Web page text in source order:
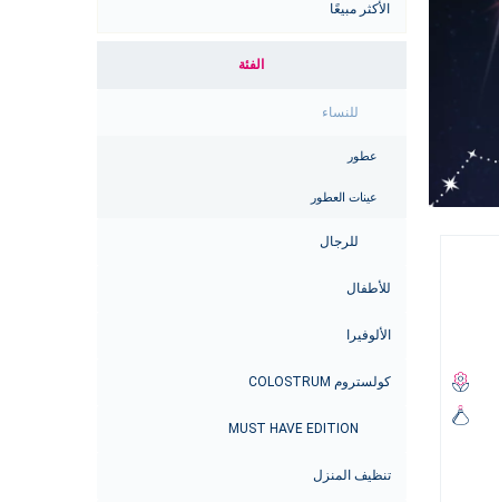
الأكثر مبيعًا
الفئة
للنساء
عطور
عينات العطور
للرجال
للأطفال
الألوفيرا
كولستروم COLOSTRUM
MUST HAVE EDITION
تنظيف المنزل